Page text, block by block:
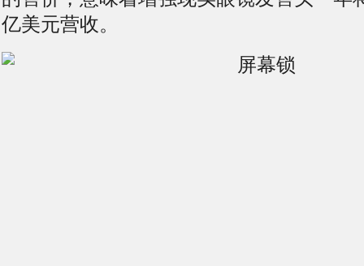
亿美元营收。